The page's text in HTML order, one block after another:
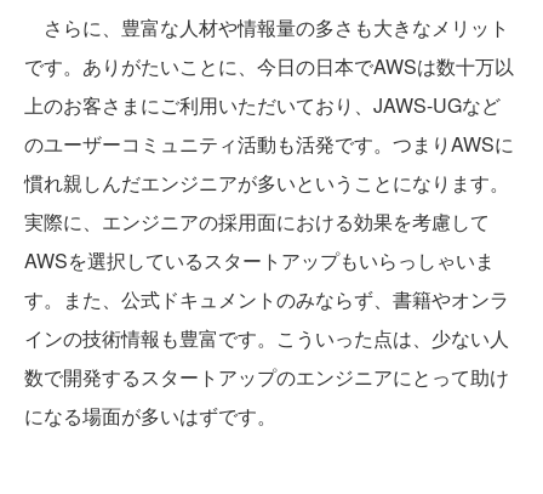
さらに、豊富な人材や情報量の多さも大きなメリット
です。ありがたいことに、今日の日本でAWSは数十万以
上のお客さまにご利用いただいており、JAWS-UGなど
のユーザーコミュニティ活動も活発です。つまりAWSに
慣れ親しんだエンジニアが多いということになります。
実際に、エンジニアの採用面における効果を考慮して
AWSを選択しているスタートアップもいらっしゃいま
す。また、公式ドキュメントのみならず、書籍やオンラ
インの技術情報も豊富です。こういった点は、少ない人
数で開発するスタートアップのエンジニアにとって助け
になる場面が多いはずです。